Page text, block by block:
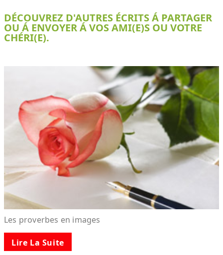
DÉCOUVREZ D'AUTRES ÉCRITS Á PARTAGER
OU Á ENVOYER Á VOS AMI(E)S OU VOTRE
CHÉRI(E).
Les proverbes en images
Lire La Suite